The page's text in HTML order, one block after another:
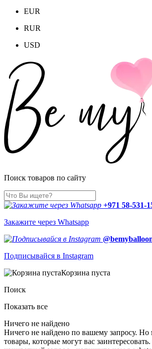
EUR
RUR
USD
Поиск товаров по сайту
+971 58-531-
Закажите через Whatsapp
Подписывайся в Instagram
Корзина пуста
Поиск
Показать все
Ничего не найдено
Ничего не найдено по вашему запросу.
товары, которые могут вас